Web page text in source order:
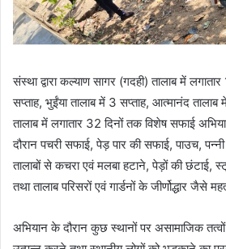
संस्था द्वारा कल्याण सागर (गदही) तालाब में
सप्ताह, भुईंया तालाब में 3 सप्ताह, आत्मानंद तालाब
तालाब में लगातार 32 दिनों तक विशेष सफाई
दौरान पचरी सफाई, पेड़ पार की सफाई, पाउच, पन्नी
तालाबों से कचरा एवं मलबा हटाने, पेड़ों की छंटाई,
तथा तालाब परिसरों एवं गार्डनों के जीर्णोद्धार जैसे
अभियान के दौरान कुछ स्थानों पर असामाजिक तत्वों